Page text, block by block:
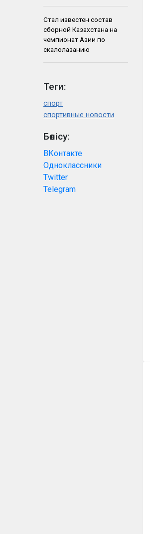
Стал известен состав
сборной Казахстана на
чемпионат Азии по
скалолазанию
Теги:
спорт
спортивные новости
Бөлісу:
ВКонтакте
Одноклассники
Twitter
Telegram